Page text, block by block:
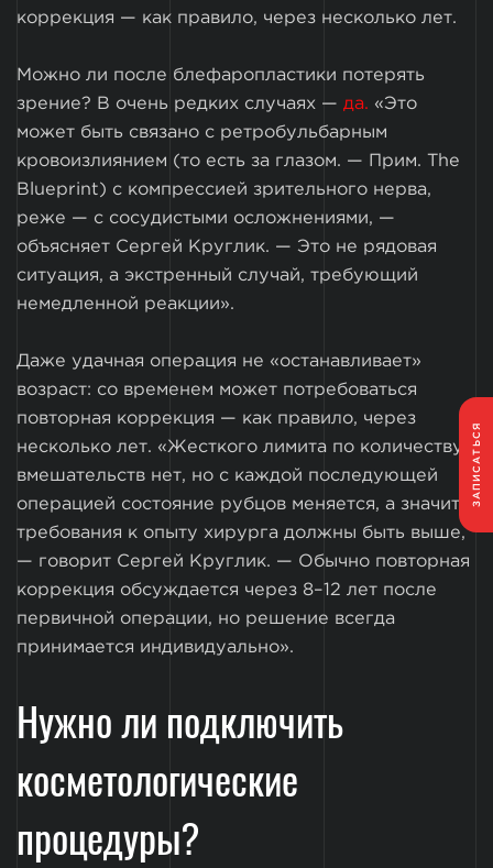
ЗАПИСАТЬСЯ
коррекция — как правило, через несколько лет.
Можно ли после блефаропластики потерять
зрение? В очень редких случаях — да. «Это
может быть связано с ретробульбарным
кровоизлиянием (то есть за глазом. — Прим. The
Blueprint) с компрессией зрительного нерва,
реже — с сосудистыми осложнениями, —
объясняет Сергей Круглик. — Это не рядовая
ситуация, а экстренный случай, требующий
немедленной реакции».
Даже удачная операция не «останавливает»
возраст: со временем может потребоваться
повторная коррекция — как правило, через
несколько лет. «Жесткого лимита по количеству
вмешательств нет, но с каждой последующей
операцией состояние рубцов меняется, а значит,
требования к опыту хирурга должны быть выше,
— говорит Сергей Круглик. — Обычно повторная
коррекция обсуждается через 8–12 лет после
первичной операции, но решение всегда
принимается индивидуально».
Нужно ли подключить
косметологические
процедуры?